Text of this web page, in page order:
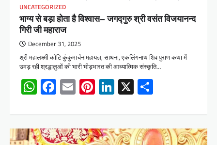
UNCATEGORIZED
भाग्य से बड़ा होता है विश्वास– जगद्गुरु श्री वसंत विजयानन्द
गिरी जी महाराज
December 31, 2025
श्री महालक्ष्मी कोटि कुंकुमार्चन महायज्ञ, साधना, एकलिंगनाथ शिव पुराण कथा में
उमड़ रही श्रद्धालुओं की भारी भीड़भारत की आध्यात्मिक संस्कृति…
WhatsApp
Facebook
EmailPinterest
LinkedIn
X